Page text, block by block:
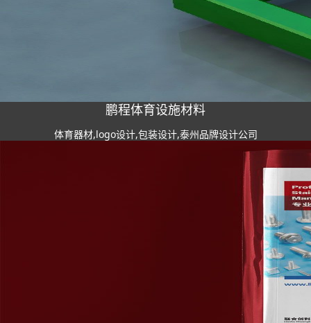
鹏程体育设施材料
体育器材,logo设计,包装设计,泰州品牌设计公司